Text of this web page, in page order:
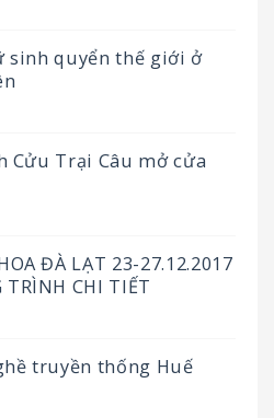
sinh quyển thế giới ở
Cửu Trại Câu mở cửa
ĐÀ LẠT 23-27.12.2017
TRÌNH CHI TIẾT
truyền thống Huế